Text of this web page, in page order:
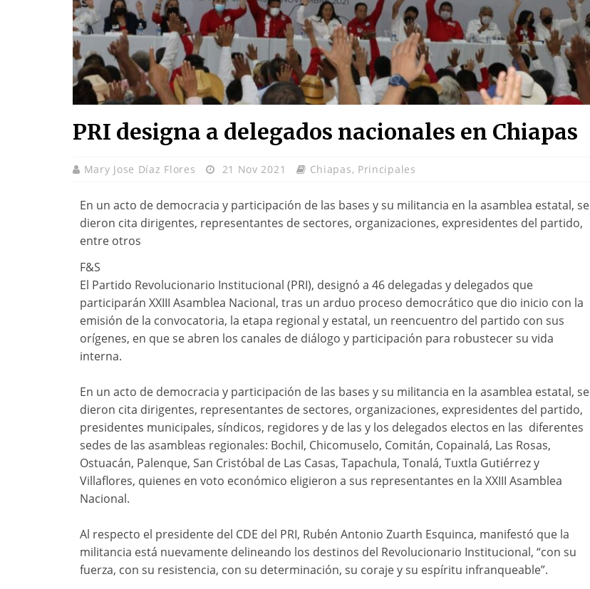
PRI designa a delegados nacionales en Chiapas
Mary Jose Díaz Flores 21 Nov 2021 Chiapas, Principales
En un acto de democracia y participación de las bases y su militancia en la asamblea estatal, se
dieron cita dirigentes, representantes de sectores, organizaciones, expresidentes del partido,
entre otros
F&S
El Partido Revolucionario Institucional (PRI), designó a 46 delegadas y delegados que
participarán XXIII Asamblea Nacional, tras un arduo proceso democrático que dio inicio con la
emisión de la convocatoria, la etapa regional y estatal, un reencuentro del partido con sus
orígenes, en que se abren los canales de diálogo y participación para robustecer su vida
interna.
En un acto de democracia y participación de las bases y su militancia en la asamblea estatal, se
dieron cita dirigentes, representantes de sectores, organizaciones, expresidentes del partido,
presidentes municipales, síndicos, regidores y de las y los delegados electos en las diferentes
sedes de las asambleas regionales: Bochil, Chicomuselo, Comitán, Copainalá, Las Rosas,
Ostuacán, Palenque, San Cristóbal de Las Casas, Tapachula, Tonalá, Tuxtla Gutiérrez y
Villaflores, quienes en voto económico eligieron a sus representantes en la XXIII Asamblea
Nacional.
Al respecto el presidente del CDE del PRI, Rubén Antonio Zuarth Esquinca, manifestó que la
militancia está nuevamente delineando los destinos del Revolucionario Institucional, “con su
fuerza, con su resistencia, con su determinación, su coraje y su espíritu infranqueable”.